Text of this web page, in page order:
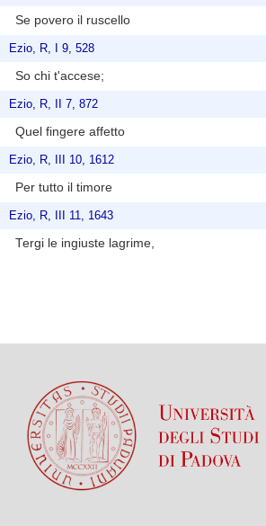
Se povero il ruscello
Ezio, R, I 9, 528
So chi t'accese;
Ezio, R, II 7, 872
Quel fingere affetto
Ezio, R, III 10, 1612
Per tutto il timore
Ezio, R, III 11, 1643
Tergi le ingiuste lagrime,